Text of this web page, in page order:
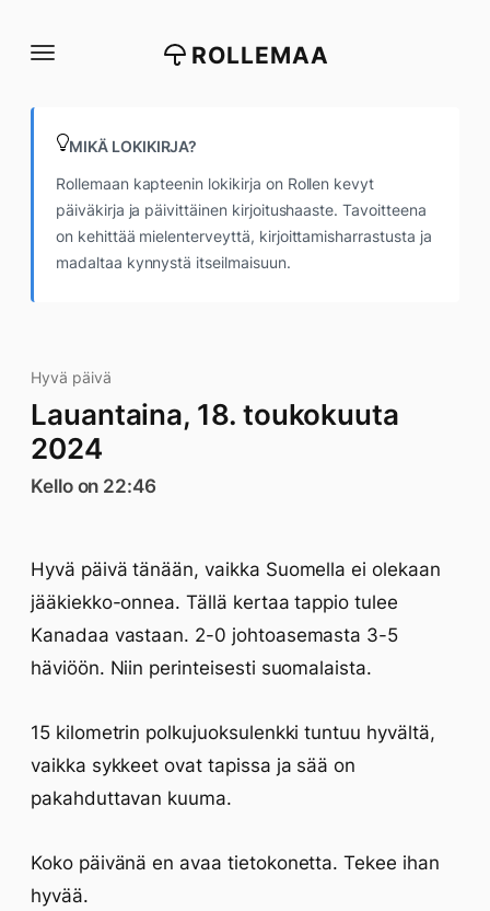
suoraan
ROLLEMAA
MIKÄ LOKIKIRJA?
Rollemaan kapteenin lokikirja on Rollen kevyt
päiväkirja ja päivittäinen kirjoitushaaste. Tavoitteena
on kehittää mielenterveyttä, kirjoittamisharrastusta ja
madaltaa kynnystä itseilmaisuun.
Hyvä päivä
Lauantaina, 18. toukokuuta
2024
Kello on 22:46
Hyvä päivä tänään, vaikka Suomella ei olekaan
jääkiekko-onnea. Tällä kertaa tappio tulee
Kanadaa vastaan. 2-0 johtoasemasta 3-5
häviöön. Niin perinteisesti suomalaista.
15 kilometrin polkujuoksulenkki tuntuu hyvältä,
vaikka sykkeet ovat tapissa ja sää on
pakahduttavan kuuma.
Koko päivänä en avaa tietokonetta. Tekee ihan
hyvää.